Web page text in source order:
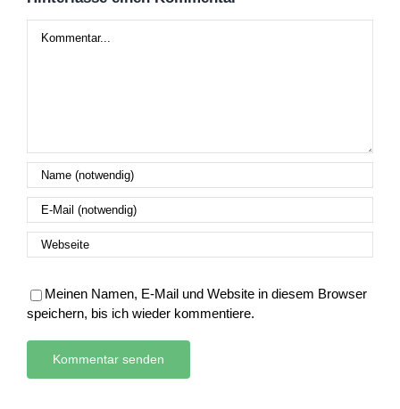
Meinen Namen, E-Mail und Website in diesem Browser
speichern, bis ich wieder kommentiere.